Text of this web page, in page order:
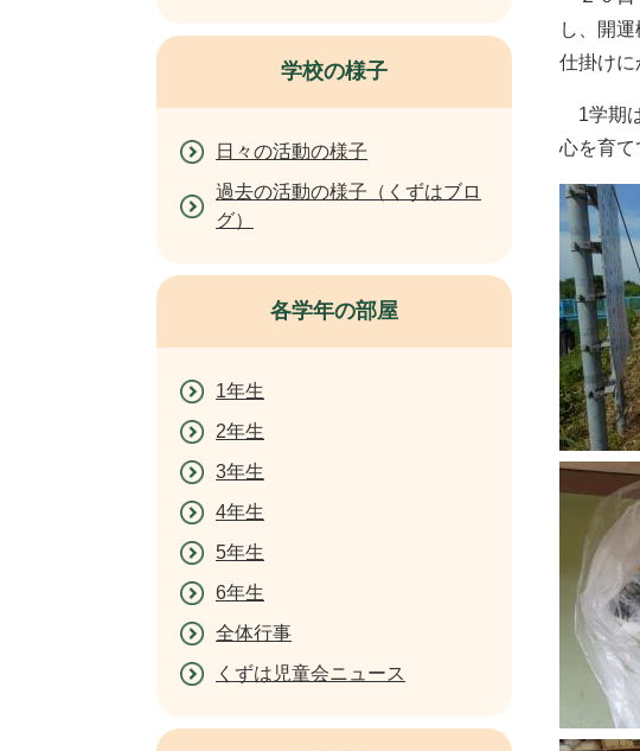
し、開
仕掛けに
1学期
心を育て
学校の様子
日々の活動の様子
過去の活動の様子（くずはブロ
グ）
各学年の部屋
1年生
2年生
3年生
4年生
5年生
6年生
全体行事
くずは児童会ニュース